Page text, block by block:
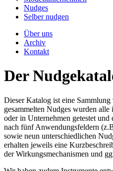
Nudges
Selber nudgen
Über uns
Archiv
Kontakt
Der
Dieser Katalog ist eine
gesammelten Nudges wurden
oder in Unternehmen getestet
nach fünf Anwendungsfeldern
sowie neun unterschiedlichen
erhalten jeweils eine
der Wirkungsmechanismen und